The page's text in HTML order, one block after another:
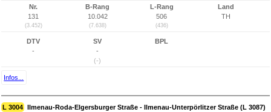
Nr.
131
(3.452)
B-Rang
10.042
(7.638)
L-Rang
506
(436)
Land
TH
DTV
-
SV
-
(-)
BPL
Infos...
L 3004 Ilmenau-Roda-Elgersburger Straße - Ilmenau-Unterpörlitzer Straße (L 3087)